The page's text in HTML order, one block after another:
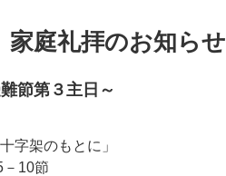
庭礼拝のお知らせ
節第３主日～
字架のもとに」
10節